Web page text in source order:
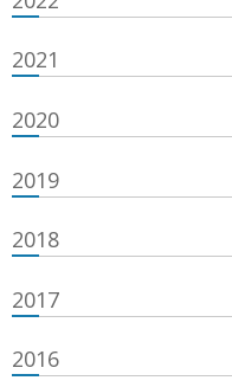
2021
2020
2019
2018
2017
2016